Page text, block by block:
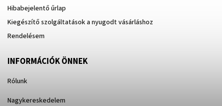
Hibabejelentő űrlap
Kiegészítő szolgáltatások a nyugodt vásárláshoz
Rendelésem
INFORMÁCIÓK ÖNNEK
Rólunk
Nagykereskedelem